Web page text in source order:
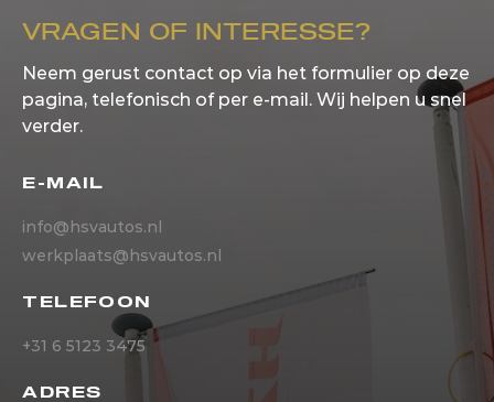
VRAGEN OF INTERESSE?
Neem gerust contact op via het formulier op deze
pagina, telefonisch of per e-mail. Wij helpen u snel
verder.
E-MAIL
info@hsvautos.nl
werkplaats@hsvautos.nl
TELEFOON
+31 6 5123 3475
ADRES